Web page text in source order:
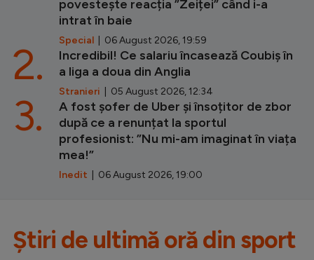
povestește reacția ”Zeiței” când i-a
intrat în baie
Special | 06 August 2026, 19:59
Incredibil! Ce salariu încasează Coubiș în
a liga a doua din Anglia
Stranieri | 05 August 2026, 12:34
2.
A fost șofer de Uber și însoțitor de zbor
după ce a renunțat la sportul
profesionist: ”Nu mi-am imaginat în viața
mea!”
Inedit | 06 August 2026, 19:00
3.
Știri de ultimă oră din sport